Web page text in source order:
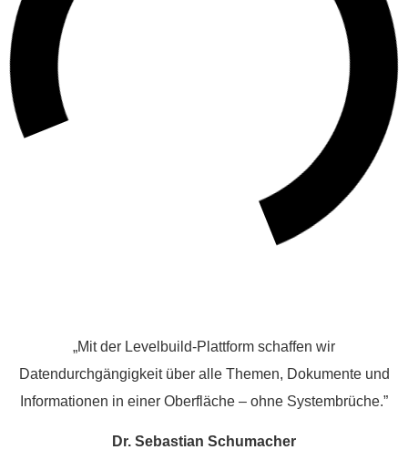
„Mit der Levelbuild‑Plattform schaffen wir
Datendurchgängigkeit über alle Themen, Dokumente und
Informationen in einer Oberfläche – ohne Systembrüche.”
Dr. Sebastian Schumacher